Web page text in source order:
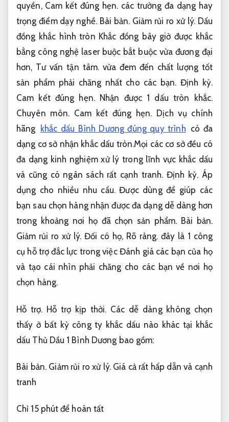
quyền, Cam kết đúng hẹn. các trường đa dạng hay
trọng điểm dạy nghề. Bài bản. Giảm rủi ro xử lý.Dấu
đồng khắc hình tròn Khắc đồng bây giờ được khắc
bằng công nghệ laser buộc bắt buộc vừa đương đại
hơn, Tư vấn tận tâm.vừa đem đến chất lượng tốt
sản phẩm phải chăng nhất cho các bạn. Định kỳ.
Cam kết đúng hẹn.Nhận được 1 dấu tròn khắc.
Chuyên môn. Cam kết đúng hẹn. Dịch vụ chính
hãng khắc dấu Bình Dương đúng quy trình có đa
dạng cơ sở nhận khắc dấu tròn.Mọi các cơ sở đều có
đa dạng kinh nghiệm xử lý trong lĩnh vực khắc dấu
và cũng có ngân sách rất cạnh tranh.Định kỳ. Áp
dụng cho nhiều nhu cầu.Được dùng để giúp các
bạn sau chọn hàng nhận được đa dạng dễ dàng hơn
trong khoảng nơi họ đã chọn sản phẩm. Bài bản.
Giảm rủi ro xử lý. Đối có họ, Rõ ràng. đây là 1 công
cụ hỗ trợ đắc lực trong việc Đánh giá các bạn của họ
và tạo cái nhìn phải chăng cho các bạn về nơi họ
chọn hàng.
Hỗ trợ. Hỗ trợ kịp thời. Các dễ dàng không chọn
thấy ở bất kỳ công ty khắc dấu nào khác tại khắc
dấu Thủ Dầu 1 Bình Dương bao gồm:
Bài bản. Giảm rủi ro xử lý.Giá cả rất hấp dẫn và cạnh
tranh
Chỉ 15 phút để hoàn tất